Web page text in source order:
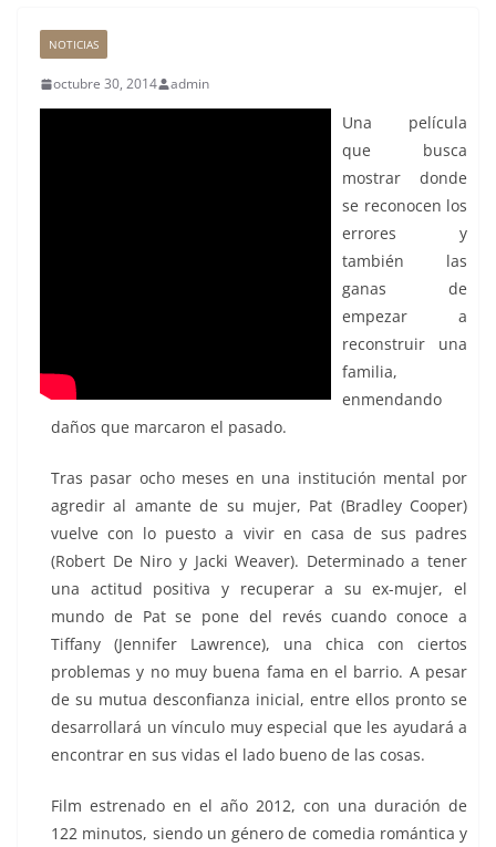
NOTICIAS
octubre 30, 2014 admin
Una película
que busca
mostrar donde
se reconocen los
errores y
también las
ganas de
empezar a
reconstruir una
familia,
enmendando
daños que marcaron el pasado.
Tras pasar ocho meses en una institución mental por
agredir al amante de su mujer, Pat (Bradley Cooper)
vuelve con lo puesto a vivir en casa de sus padres
(Robert De Niro y Jacki Weaver). Determinado a tener
una actitud positiva y recuperar a su ex-mujer, el
mundo de Pat se pone del revés cuando conoce a
Tiffany (Jennifer Lawrence), una chica con ciertos
problemas y no muy buena fama en el barrio. A pesar
de su mutua desconfianza inicial, entre ellos pronto se
desarrollará un vínculo muy especial que les ayudará a
encontrar en sus vidas el lado bueno de las cosas.
Film estrenado en el año 2012, con una duración de
122 minutos, siendo un género de comedia romántica y